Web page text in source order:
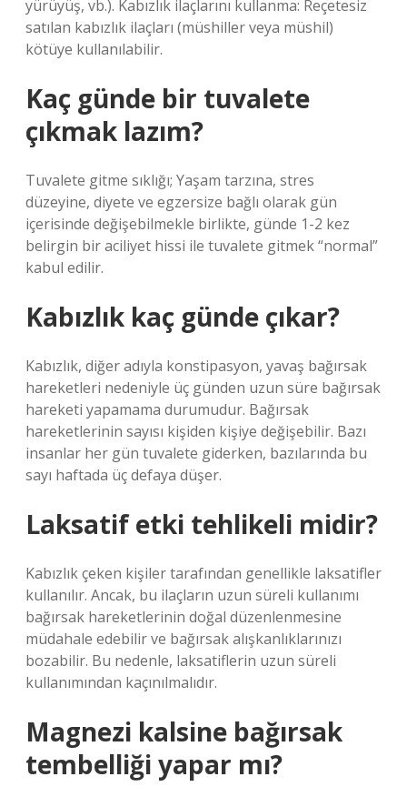
yürüyüş, vb.). Kabızlık ilaçlarını kullanma: Reçetesiz
satılan kabızlık ilaçları (müshiller veya müshil)
kötüye kullanılabilir.
Kaç günde bir tuvalete
çıkmak lazım?
Tuvalete gitme sıklığı; Yaşam tarzına, stres
düzeyine, diyete ve egzersize bağlı olarak gün
içerisinde değişebilmekle birlikte, günde 1-2 kez
belirgin bir aciliyet hissi ile tuvalete gitmek “normal”
kabul edilir.
Kabızlık kaç günde çıkar?
Kabızlık, diğer adıyla konstipasyon, yavaş bağırsak
hareketleri nedeniyle üç günden uzun süre bağırsak
hareketi yapamama durumudur. Bağırsak
hareketlerinin sayısı kişiden kişiye değişebilir. Bazı
insanlar her gün tuvalete giderken, bazılarında bu
sayı haftada üç defaya düşer.
Laksatif etki tehlikeli midir?
Kabızlık çeken kişiler tarafından genellikle laksatifler
kullanılır. Ancak, bu ilaçların uzun süreli kullanımı
bağırsak hareketlerinin doğal düzenlenmesine
müdahale edebilir ve bağırsak alışkanlıklarınızı
bozabilir. Bu nedenle, laksatiflerin uzun süreli
kullanımından kaçınılmalıdır.
Magnezi kalsine bağırsak
tembelliği yapar mı?